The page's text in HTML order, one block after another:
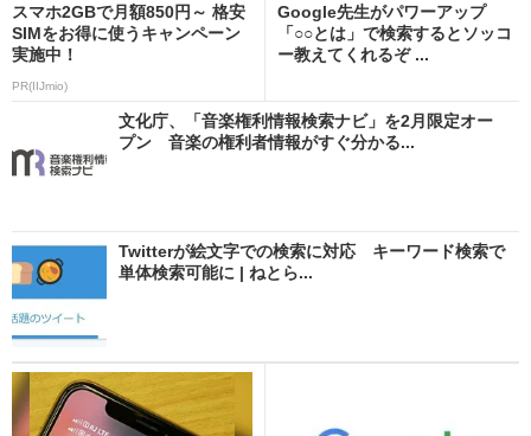
スマホ2GBで月額850円～ 格安
SIMをお得に使うキャンペーン
実施中！
PR(IIJmio)
Google先生がパワーアップ
「○○とは」で検索するとソッコ
ー教えてくれるぞ ...
文化庁、「音楽権利情報検索ナビ」を2月限定オー
プン 音楽の権利者情報がすぐ分かる...
Twitterが絵文字での検索に対応 キーワード検索で
単体検索可能に | ねとら...